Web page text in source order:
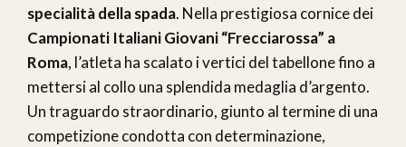
specialità della spada. Nella prestigiosa cornice dei
Campionati Italiani Giovani “Frecciarossa” a
Roma, l’atleta ha scalato i vertici del tabellone fino a
mettersi al collo una splendida medaglia d’argento.
Un traguardo straordinario, giunto al termine di una
competizione condotta con determinazione,